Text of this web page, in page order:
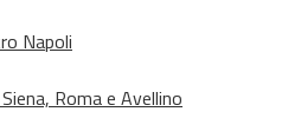
Napoli
Roma e Avellino